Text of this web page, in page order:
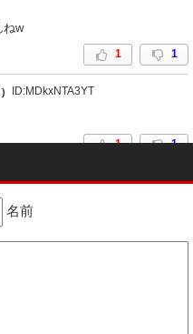
ねw
1 1
ID:MDkxNTA3YT
1 1
名前